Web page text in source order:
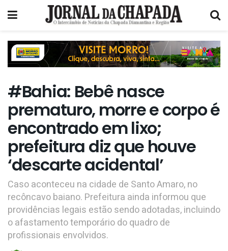
#Bahia: Bebê nasce
prematuro, morre e corpo é
encontrado em lixo;
prefeitura diz que houve
‘descarte acidental’
Caso aconteceu na cidade de Santo Amaro, no
recôncavo baiano. Prefeitura ainda informou que
providências legais estão sendo adotadas, incluindo
o afastamento temporário do quadro de
profissionais envolvidos.